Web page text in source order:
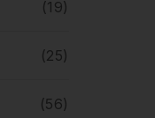
(19)
(25)
(56)